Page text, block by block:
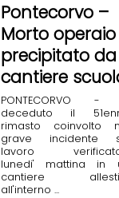
Pontecorvo –
Morto operaio
precipitato da
cantiere
PONTECORVO -
deceduto il
rimasto coinvolto
grave incidente
lavoro
lunedi' mattina in
cantiere
all'interno ...